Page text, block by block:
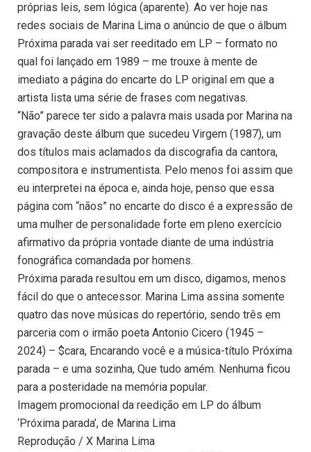
próprias leis, sem lógica (aparente). Ao ver hoje nas
redes sociais de Marina Lima o anúncio de que o álbum
Próxima parada vai ser reeditado em LP – formato no
qual foi lançado em 1989 – me trouxe à mente de
imediato a página do encarte do LP original em que a
artista lista uma série de frases com negativas.
“Não” parece ter sido a palavra mais usada por Marina na
gravação deste álbum que sucedeu Virgem (1987), um
dos títulos mais aclamados da discografia da cantora,
compositora e instrumentista. Pelo menos foi assim que
eu interpretei na época e, ainda hoje, penso que essa
página com “nãos” no encarte do disco é a expressão de
uma mulher de personalidade forte em pleno exercício
afirmativo da própria vontade diante de uma indústria
fonográfica comandada por homens.
Próxima parada resultou em um disco, digamos, menos
fácil do que o antecessor. Marina Lima assina somente
quatro das nove músicas do repertório, sendo três em
parceria com o irmão poeta Antonio Cicero (1945 –
2024) – $cara, Encarando você e a música-título Próxima
parada – e uma sozinha, Que tudo amém. Nenhuma ficou
para a posteridade na memória popular.
Imagem promocional da reedição em LP do álbum
‘Próxima parada’, de Marina Lima
Reprodução / X Marina Lima